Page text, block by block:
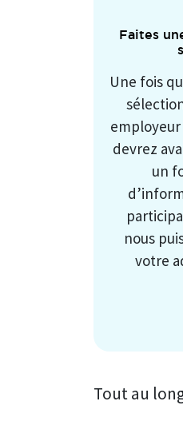
Faites
Une fois
devrez
un
nous
votre
Tout au